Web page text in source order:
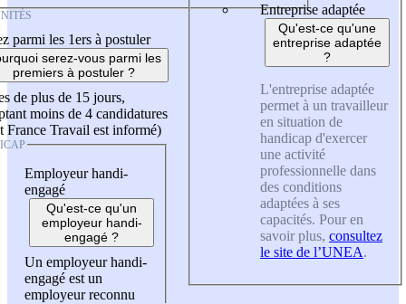
parmi les 1ers à postuler
serez-vous parmi les
premiers à postuler ?
de plus de 15 jours,
moins de 4 candidatures
France Travail est informé)
Employeur handi-
engagé
Qu'est-ce qu'un
employeur handi-
engagé ?
Un employeur handi-
engagé est un
employeur reconnu
Entreprise adaptée
Qu'est-ce qu'une
entreprise adaptée
?
L'entreprise adaptée
permet à un travailleur
en situation de
handicap d'exercer
une activité
professionnelle dans
des conditions
adaptées à ses
capacités. Pour en
savoir plus, consultez
le site de l’UNEA.